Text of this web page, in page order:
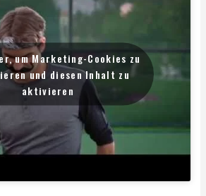
um Marketing-Cookies zu
und diesen Inhalt zu
aktivieren